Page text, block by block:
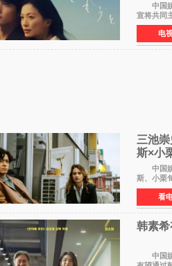
中国娱乐网讯
宣将共同
出）。这
电
三池
斯×小
中国娱
斯、小栗
费拉拉
看
韩素
中国娱乐网讯